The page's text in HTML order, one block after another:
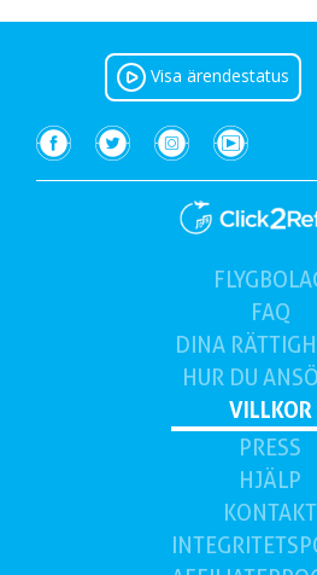
Visa ärendestatus
FAQ
DINA
HUR DU
VILLKOR
PRESS
HJÄLP
KONTAKT